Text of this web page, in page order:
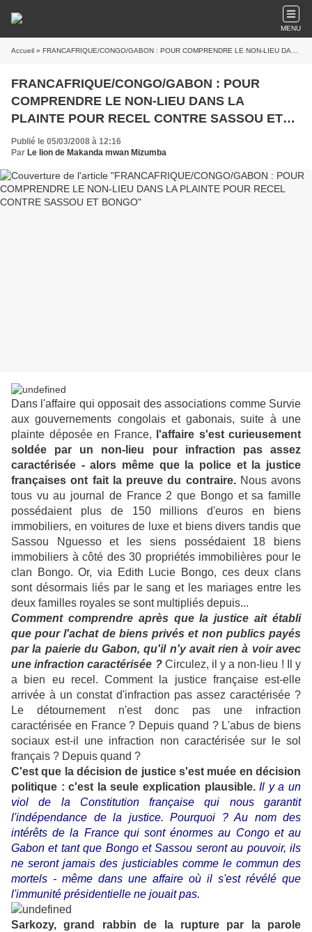
MENU
Accueil » FRANCAFRIQUE/CONGO/GABON : POUR COMPRENDRE LE NON-LIEU DANS LA PLAINTE POUR RECEL CONTRE SASSOU ET BONGO
FRANCAFRIQUE/CONGO/GABON : POUR
COMPRENDRE LE NON-LIEU DANS LA
PLAINTE POUR RECEL CONTRE SASSOU ET
BONGO
Publié le 05/03/2008 à 12:16
Par Le lion de Makanda mwan Mizumba
Dans l'affaire qui opposait des associations comme Survie
aux gouvernements congolais et gabonais, suite à une
plainte déposée en France,
l'affaire s'est curieusement
soldée par un non-lieu pour infraction pas assez
caractérisée - alors même que la police et la justice
françaises ont fait la preuve du contraire.Nous avons
tous vu au journal de France 2 que Bongo et sa famille
possédaient plus de 150 millions d'euros en biens
immobiliers, en voitures de luxe et biens divers tandis que
Sassou Nguesso et les siens possédaient 18 biens
immobiliers à côté des 30 propriétés immobilières pour le
clan Bongo. Or, via Edith Lucie Bongo, ces deux clans
sont désormais liés par le sang et les mariages entre les
deux familles royales se sont multipliés depuis...
Comment comprendre après que la justice ait établi
que pour l'achat de biens privés et non publics payés
par la paierie du Gabon, qu'il n'y avait rien à voir avec
une infraction caractérisée ?Circulez, il y a non-lieu ! Il y
a bien eu recel. Comment la justice française est-elle
arrivée à un constat d'infraction pas assez caractérisée ?
Le détournement n'est donc pas une infraction
caractérisée en France ? Depuis quand ? L'abus de biens
sociaux est-il une infraction non caractérisée sur le sol
français ? Depuis quand ?
C'est que la décision de justice s'est muée en décision
politique : c'est la seule explication plausible. Il y a un
viol de la Constitution française qui nous garantit
l'indépendance de la justice. Pourquoi ? Au nom des
intérêts de la France qui sont énormes au Congo et au
Gabon et tant que Bongo et Sassou seront au pouvoir, ils
ne seront jamais des justiciables comme le commun des
mortels - même dans une affaire où il s'est révélé que
l'immunité présidentielle ne jouait pas.
Sarkozy, grand rabbin de la rupture par la parole